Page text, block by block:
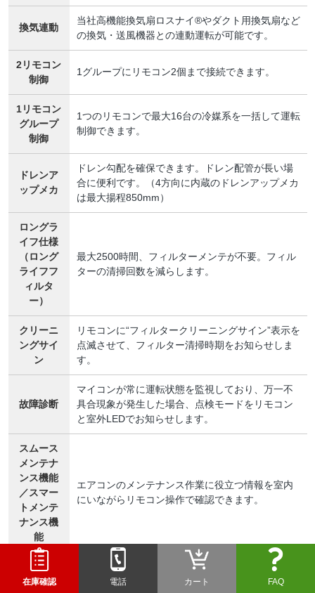
換気連動
当社高機能換気扇ロスナイ®やダクト用換気扇など
の換気・送風機器との連動運転が可能です。
2リモコン
制御
1グループにリモコン2個まで接続できます。
1リモコン
グループ
制御
1つのリモコンで最大16台の冷媒系を一括して運転
制御できます。
ドレンア
ップメカ
ドレン勾配を確保できます。ドレン配管が長い場
合に便利です。（4方向に内蔵のドレンアップメカ
は最大揚程850mm）
ロングラ
イフ仕様
（ロング
ライフフ
ィルタ
ー）
最大2500時間、フィルターメンテが不要。フィル
ターの清掃回数を減らします。
クリーニ
ングサイ
ン
リモコンに“フィルタークリーニングサイン”表示を
点滅させて、フィルター清掃時期をお知らせしま
す。
故障診断
マイコンが常に運転状態を監視しており、万一不
具合現象が発生した場合、点検モードをリモコン
と室外LEDでお知らせします。
スムース
メンテナ
ンス機能
／スマー
トメンテ
ナンス機
能
エアコンのメンテナンス作業に役立つ情報を室内
にいながらリモコン操作で確認できます。
運転デー
タ収集
運転状態のデータ15項目を一括で取り出し、リモ
コンから確認できます。
在庫確認 電話 カート FAQ